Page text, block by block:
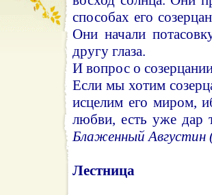
способах его
Они начали
другу глаза.
И вопрос о
Если мы хотим
исцелим его миром,
любви, есть уже дар
Блаженный Августин
Лестница